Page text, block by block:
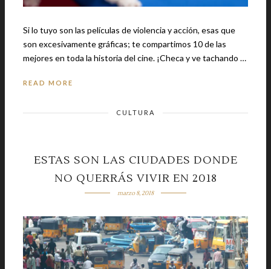
Si lo tuyo son las películas de violencia y acción, esas que
son excesivamente gráficas; te compartimos 10 de las
mejores en toda la historia del cine. ¡Checa y ve tachando …
READ MORE
CULTURA
ESTAS SON LAS CIUDADES DONDE
NO QUERRÁS VIVIR EN 2018
marzo 8, 2018